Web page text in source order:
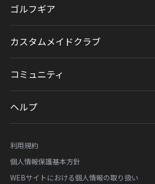
ゴルフギア
カスタムメイドクラブ
コミュニティ
ヘルプ
利用規約
個人情報保護基本方針
WEBサイトにおける個人情報の取り扱い